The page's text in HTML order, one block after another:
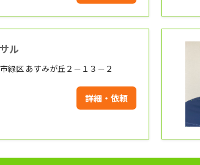
ル
緑区 あすみが丘２－１３－２
詳細・依頼